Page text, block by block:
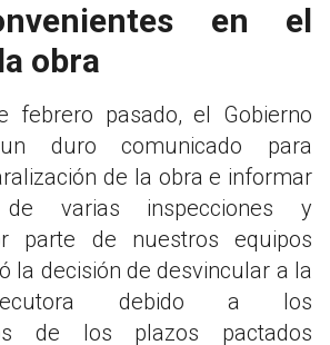
en el
obra
febrero pasado, el Gobierno
duro comunicado para
de la obra e informar
varias inspecciones y
parte de nuestros equipos
la decisión de desvincular a la
debido a los
de los plazos pactados